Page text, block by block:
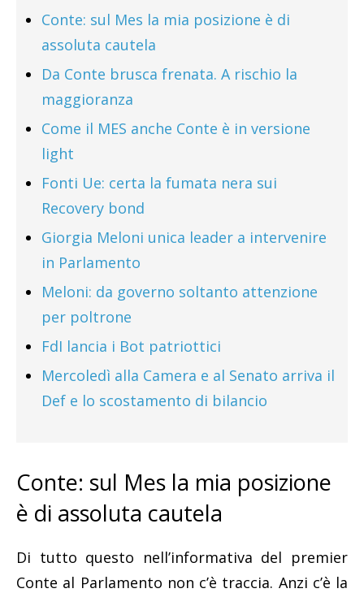
Conte: sul Mes la mia posizione è di
assoluta cautela
Da Conte brusca frenata. A rischio la
maggioranza
Come il MES anche Conte è in versione
light
Fonti Ue: certa la fumata nera sui
Recovery bond
Giorgia Meloni unica leader a intervenire
in Parlamento
Meloni: da governo soltanto attenzione
per poltrone
FdI lancia i Bot patriottici
Mercoledì alla Camera e al Senato arriva il
Def e lo scostamento di bilancio
Conte: sul Mes la mia posizione
è di assoluta cautela
Di tutto questo nell’informativa del premier
Conte al Parlamento non c’è traccia. Anzi c’è la